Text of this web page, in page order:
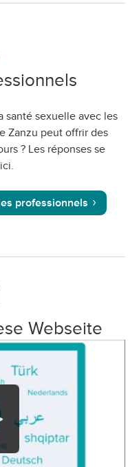
santé sexuelle avec les
Zanzu peut offrir des
? Les réponses se
professionnels
Webseite